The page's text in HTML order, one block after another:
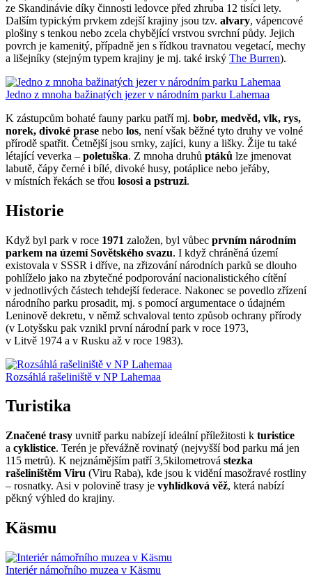
ze Skandinávie díky činnosti ledovce před zhruba 12 tisíci lety.
Dalším typickým prvkem zdejší krajiny jsou tzv. alvary, vápencové
plošiny s tenkou nebo zcela chybějící vrstvou svrchní půdy. Jejich
povrch je kamenitý, případně jen s řídkou travnatou vegetací, mechy
a lišejníky (stejným typem krajiny je mj. také irský The Burren).
Jedno z mnoha bažinatých jezer v národním parku Lahemaa
K zástupcům bohaté fauny parku patří mj. bobr, medvěd, vlk, rys,
norek, divoké prase nebo los, není však běžné tyto druhy ve volné
přírodě spatřit. Četnější jsou srnky, zajíci, kuny a lišky. Žije tu také
létající veverka – poletuška. Z mnoha druhů ptáků lze jmenovat
labutě, čápy černé i bílé, divoké husy, potáplice nebo jeřáby,
v místních řekách se třou lososi a pstruzi.
Historie
Když byl park v roce 1971 založen, byl vůbec prvním národním
parkem na území Sovětského svazu. I když chráněná území
existovala v SSSR i dříve, na zřizování národních parků se dlouho
pohlíželo jako na zbytečné podporování nacionalistického cítění
v jednotlivých částech tehdejší federace. Nakonec se povedlo zřízení
národního parku prosadit, mj. s pomocí argumentace o údajném
Leninově dekretu, v němž schvaloval tento způsob ochrany přírody
(v Lotyšsku pak vznikl první národní park v roce 1973,
v Litvě 1974 a v Rusku až v roce 1983).
Rozsáhlá rašeliniště v NP Lahemaa
Turistika
Značené trasy uvnitř parku nabízejí ideální příležitosti k turistice
a cyklistice. Terén je převážně rovinatý (nejvyšší bod parku má jen
115 metrů). K nejznámějším patří 3,5kilometrová stezka
rašeliništěm Viru (Viru Raba), kde jsou k vidění masožravé rostliny
– rosnatky. Asi v polovině trasy je vyhlídková věž, která nabízí
pěkný výhled do krajiny.
Käsmu
Interiér námořního muzea v Käsmu